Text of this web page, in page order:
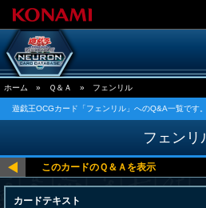
ホーム » Ｑ＆Ａ » フェンリル
遊戯王OCGカード「フェンリル」へのQ&A一覧です。
フェンリ
カードテキスト